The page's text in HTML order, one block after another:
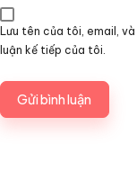
Lưu tên của tôi, email,
luận kế tiếp của tôi.